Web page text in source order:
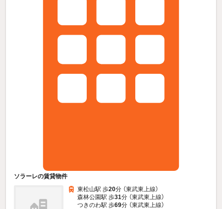
ソラーレの賃貸物件
東松山駅 歩20分 （東武東上線）
森林公園駅 歩31分 （東武東上線）
つきのわ駅 歩69分 （東武東上線）